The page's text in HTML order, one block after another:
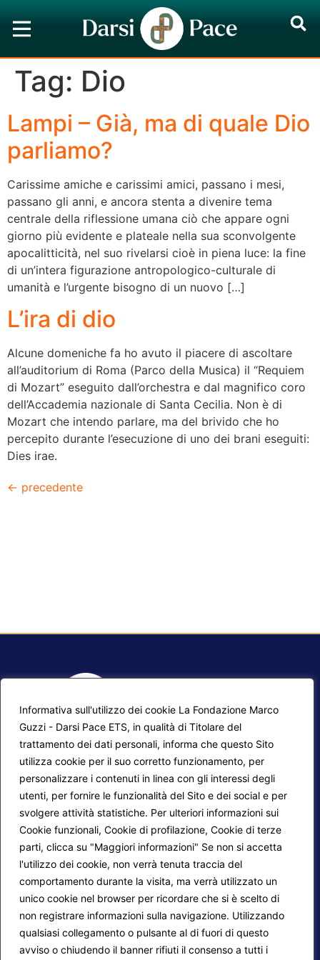
Informativa sull'utilizzo dei cookie La Fondazione Marco
Guzzi - Darsi Pace ETS, in qualità di Titolare del
trattamento dei dati personali, informa che questo Sito
utilizza cookie per il suo corretto funzionamento, per
personalizzare i contenuti in linea con gli interessi degli
utenti, per fornire le funzionalità del Sito e dei social e per
svolgere attività statistiche. Per ulteriori informazioni sui
Cookie funzionali, Cookie di profilazione, Cookie di terze
parti, clicca su "Maggiori informazioni" Se non si accetta
l'utilizzo dei cookie, non verrà tenuta traccia del
comportamento durante la visita, ma verrà utilizzato un
unico cookie nel browser per ricordare che si è scelto di
non registrare informazioni sulla navigazione. Utilizzando
qualsiasi collegamento o pulsante al di fuori di questo
avviso o chiudendo il banner rifiuti il consenso a tutti i
Tag: Dio
Lampi – Già, ma di quale Dio
parliamo?
Carissime amiche e carissimi amici, passano i mesi,
passano gli anni, e ancora stenta a divenire tema
centrale della riflessione umana ciò che appare ogni
giorno più evidente e plateale nella sua sconvolgente
apocalitticità, nel suo rivelarsi cioè in piena luce: la fine
di un’intera figurazione antropologico-culturale di
umanità e l’urgente bisogno di un nuovo […]
L’ira di dio
Alcune domeniche fa ho avuto il piacere di ascoltare
all’auditorium di Roma (Parco della Musica) il “Requiem
di Mozart” eseguito dall’orchestra e dal magnifico coro
dell’Accademia nazionale di Santa Cecilia. Non è di
Mozart che intendo parlare, ma del brivido che ho
percepito durante l’esecuzione di uno dei brani eseguiti:
Dies irae.
← precedente
Mappa del sito
Progetti Darsi Pace
Login redattori
Contatti
Calendario corsi
Privacy Policy
Cookie Policy
Seguici su: